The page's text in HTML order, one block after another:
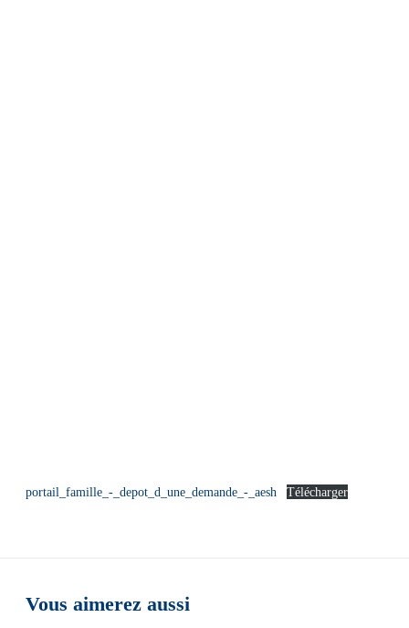
portail_famille_-_depot_d_une_demande_-_aesh Télécharger
Vous aimerez aussi